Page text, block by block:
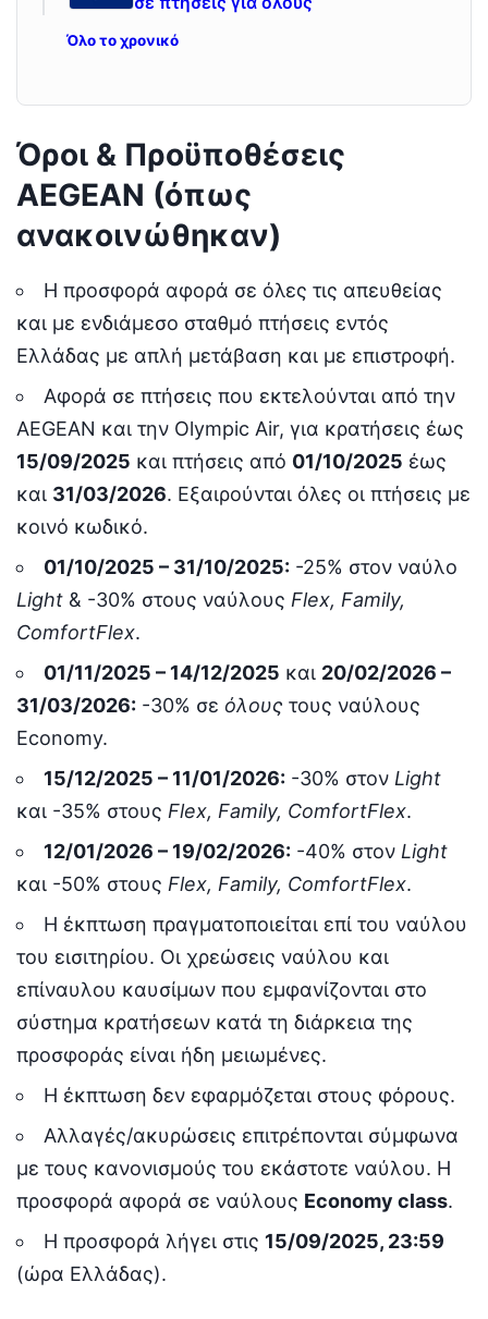
Όλο το χρονικό
Όροι & Προϋποθέσεις
AEGEAN (όπως
ανακοινώθηκαν)
Η προσφορά αφορά σε όλες τις απευθείας
και με ενδιάμεσο σταθμό πτήσεις εντός
Ελλάδας με απλή μετάβαση και με επιστροφή.
Αφορά σε πτήσεις που εκτελούνται από την
AEGEAN και την Olympic Air, για κρατήσεις έως
15/09/2025 και πτήσεις από 01/10/2025 έως
και 31/03/2026. Εξαιρούνται όλες οι πτήσεις με
κοινό κωδικό.
01/10/2025 – 31/10/2025: -25% στον ναύλο
Light & -30% στους ναύλους Flex, Family,
ComfortFlex.
01/11/2025 – 14/12/2025 και 20/02/2026 –
31/03/2026: -30% σε όλους τους ναύλους
Economy.
15/12/2025 – 11/01/2026: -30% στον Light
και -35% στους Flex, Family, ComfortFlex.
12/01/2026 – 19/02/2026: -40% στον Light
και -50% στους Flex, Family, ComfortFlex.
Η έκπτωση πραγματοποιείται επί του ναύλου
του εισιτηρίου. Οι χρεώσεις ναύλου και
επίναυλου καυσίμων που εμφανίζονται στο
σύστημα κρατήσεων κατά τη διάρκεια της
προσφοράς είναι ήδη μειωμένες.
Η έκπτωση δεν εφαρμόζεται στους φόρους.
Αλλαγές/ακυρώσεις επιτρέπονται σύμφωνα
με τους κανονισμούς του εκάστοτε ναύλου. Η
προσφορά αφορά σε ναύλους Economy class.
Η προσφορά λήγει στις 15/09/2025, 23:59
(ώρα Ελλάδας).